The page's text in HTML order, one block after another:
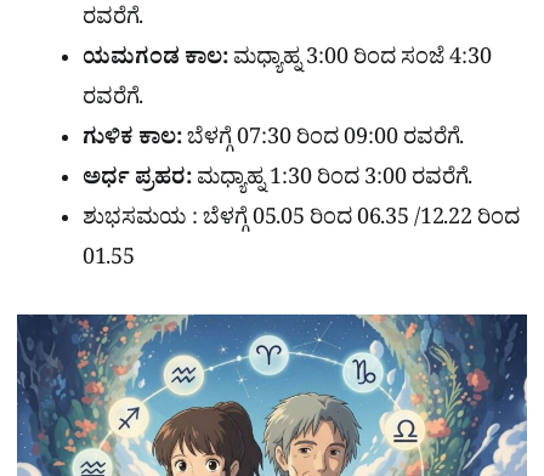
ರವರೆಗೆ.
ಯಮಗಂಡ ಕಾಲ:ಮಧ್ಯಾಹ್ನ 3:00 ರಿಂದ ಸಂಜೆ 4:30
ರವರೆಗೆ.
ಗುಳಿಕ ಕಾಲ:ಬೆಳಗ್ಗೆ 07:30 ರಿಂದ 09:00 ರವರೆಗೆ.
ಅರ್ಧ ಪ್ರಹರ:ಮಧ್ಯಾಹ್ನ 1:30 ರಿಂದ 3:00 ರವರೆಗೆ.
ಶುಭಸಮಯ : ಬೆಳಗ್ಗೆ 05.05 ರಿಂದ 06.35 /12.22 ರಿಂದ
01.55